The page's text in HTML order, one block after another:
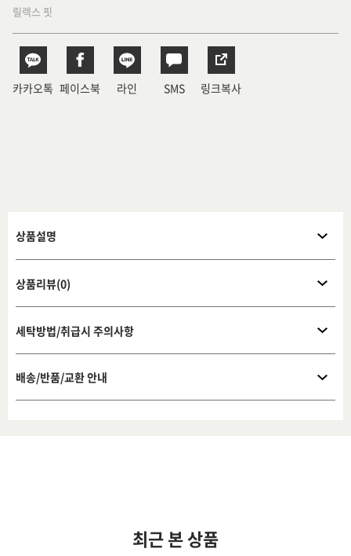
릴렉스 핏
카카오톡 페이스북 라인 SMS 링크복사
상품설명
상품리뷰(0)
세탁방법/취급시 주의사항
배송/반품/교환 안내
최근 본 상품